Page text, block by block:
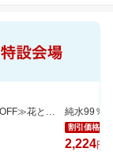
≪今ダケ★10％OFF≫花とスイーツで二度嬉しい♪可愛いシャボンブーケ＆どら焼きset
割引価格
2,224円